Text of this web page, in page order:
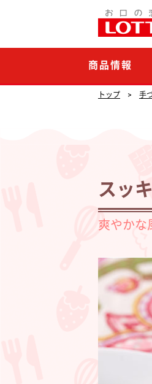
リ
商品情報
トップ 手
スッ
爽やかな